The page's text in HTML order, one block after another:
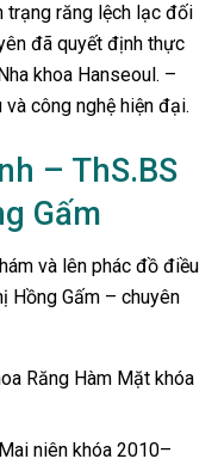
trạng răng lệch lạc đối
đã quyết định thực
khoa Hanseoul. –
công nghệ hiện đại.
– ThS.BS
Gấm
và lên phác đồ điều
Hồng Gấm – chuyên
Răng Hàm Mặt khóa
niên khóa 2010–